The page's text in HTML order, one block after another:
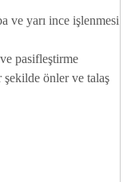
ve yarı ince işlenmesi
pasifleştirme
önler ve talaş